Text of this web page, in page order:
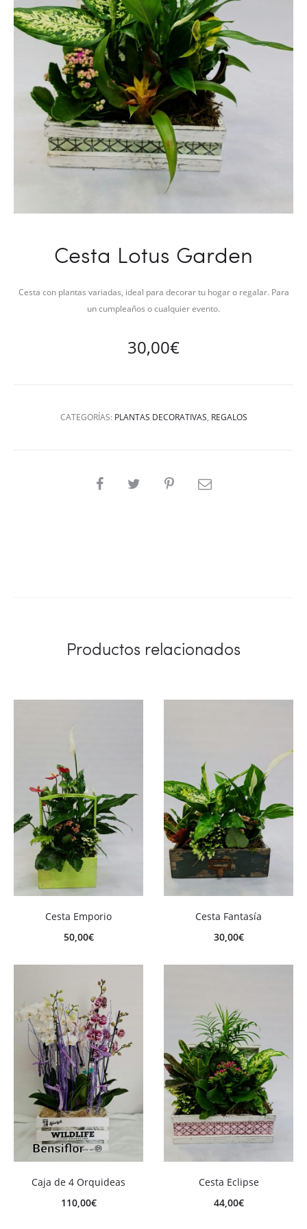
Cesta Lotus Garden
Cesta con plantas variadas, ideal para decorar tu hogar o regalar. Para
un cumpleaños o cualquier evento.
30,00€
CATEGORÍAS: PLANTAS DECORATIVAS, REGALOS
SHARE
Productos relacionados
Cesta Emporio
50,00€
Cesta Fantasía
30,00€
Caja de 4 Orquideas
110,00€
Cesta Eclipse
44,00€